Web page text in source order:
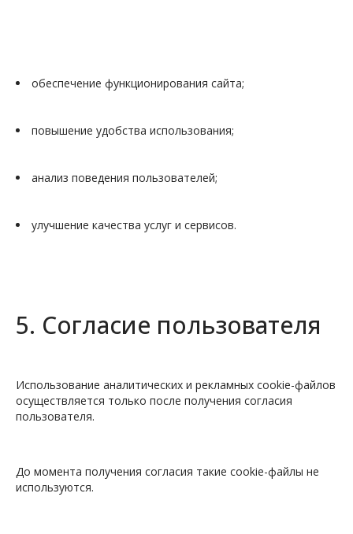
обеспечение функционирования сайта;
повышение удобства использования;
анализ поведения пользователей;
улучшение качества услуг и сервисов.
5. Согласие пользователя
Использование аналитических и рекламных cookie-файлов
осуществляется только после получения согласия
пользователя.
До момента получения согласия такие cookie-файлы не
используются.